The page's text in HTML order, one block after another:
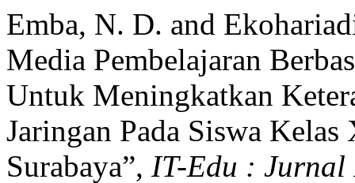
Emba, N. D. and
Media Pembelajaran
Untuk Meningkatkan
Jaringan Pada Siswa
Surabaya”, IT-Edu : Jurnal